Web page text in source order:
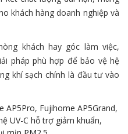
khách hàng doanh nghiệp và
khách hay góc làm việc,
pháp phù hợp để bảo vệ hệ
khí sạch chính là đầu tư vào
AP5Pro, Fujihome AP5Grand,
UV-C hỗ trợ giảm khuẩn,